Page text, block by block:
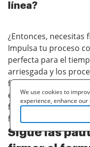
línea?
¿Entonces,
Impulsa tu proceso
perfecta para el
arriesgada y los
firmas en línea de
escribir o subir una
firma el formulario
facilidad.
Sigue las
We use cookies to
experience, enhance
cooperating with our 3rd